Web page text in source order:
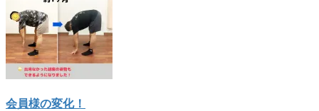
り
会員様の変化！